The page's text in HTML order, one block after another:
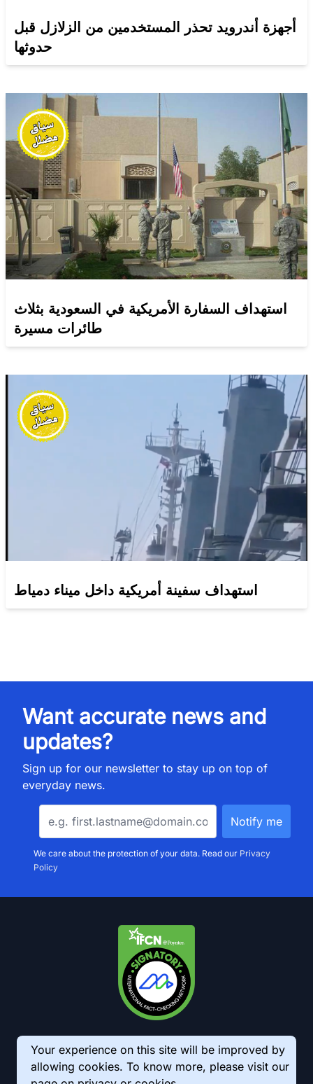
أجهزة أندرويد تحذر المستخدمين من الزلازل قبل
حدوثها
استهداف السفارة الأمريكية في السعودية بثلاث
طائرات مسيرة
استهداف سفينة أمريكية داخل ميناء دمياط
Want accurate news and
updates?
Sign up for our newsletter to stay up on top of
everyday news.
We care about the protection of your data. Read our Privacy
Policy
Your experience on this site will be improved by
allowing cookies. To know more, please visit our